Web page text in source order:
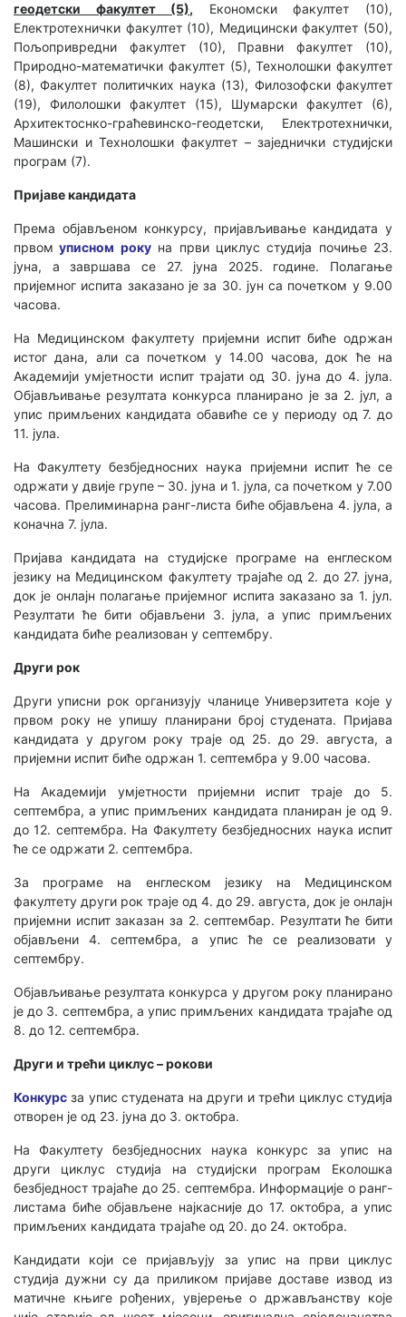
геодетски факултет (5), Економски факултет (10),
Електротехнички факултет (10), Медицински факултет (50),
Пољопривредни факултет (10), Правни факултет (10),
Природно-математички факултет (5), Технолошки факултет
(8), Факултет политичких наука (13), Филозофски факултет
(19), Филолошки факултет (15), Шумарски факултет (6),
Архитектоснко-граћевинско-геодетски, Електротехнички,
Машински и Технолошки факултет – заједнички студијски
програм (7).
Пријаве кандидата
Према објављеном конкурсу, пријављивање кандидата у
првом уписном рокуна први циклус студија почиње 23.
јуна, а завршава се 27. јуна 2025. године. Полагање
пријемног испита заказано је за 30. јун са почетком у 9.00
часова.
На Медицинском факултету пријемни испит биће одржан
истог дана, али са почетком у 14.00 часова, док ће на
Академији умјетности испит трајати од 30. јуна до 4. јула.
Објављивање резултата конкурса планирано је за 2. јул, а
упис примљених кандидата обавиће се у периоду од 7. до
11. јула.
На Факултету безбједносних наука пријемни испит ће се
одржати у двије групе – 30. јуна и 1. јула, са почетком у 7.00
часова. Прелиминарна ранг-листа биће објављена 4. јула, а
коначна 7. јула.
Пријава кандидата на студијске програме на енглеском
језику на Медицинском факултету трајаће од 2. до 27. јуна,
док је онлајн полагање пријемног испита заказано за 1. јул.
Резултати ће бити објављени 3. јула, а упис примљених
кандидата биће реализован у септембру.
Други рок
Други уписни рок организују чланице Универзитета које у
првом року не упишу планирани број студената. Пријава
кандидата у другом року траје од 25. до 29. августа, а
пријемни испит биће одржан 1. септембра у 9.00 часова.
На Академији умјетности пријемни испит траје до 5.
септембра, а упис примљених кандидата планиран је од 9.
до 12. септембра. На Факултету безбједносних наука испит
ће се одржати 2. септембра.
За програме на енглеском језику на Медицинском
факултету други рок траје од 4. до 29. августа, док је онлајн
пријемни испит заказан за 2. септембар. Резултати ће бити
објављени 4. септембра, а упис ће се реализовати у
септембру.
Објављивање резултата конкурса у другом року планирано
је до 3. септембра, а упис примљених кандидата трајаће од
8. до 12. септембра.
Други и трећи циклус–рокови
Конкурс за упис студената на други и трећи циклус студија
отворен је од 23. јуна до 3. октобра.
На Факултету безбједносних наука конкурс за упис на
други циклус студија на студијски програм Еколошка
безбједност трајаће до 25. септембра. Информације о ранг-
листама биће објављене најкасније до 17. октобра, а упис
примљених кандидата трајаће од 20. до 24. октобра.
Кандидати који се пријављују за упис на први циклус
студија дужни су да приликом пријаве доставе извод из
матичне књиге рођених, увјерење о држављанству које